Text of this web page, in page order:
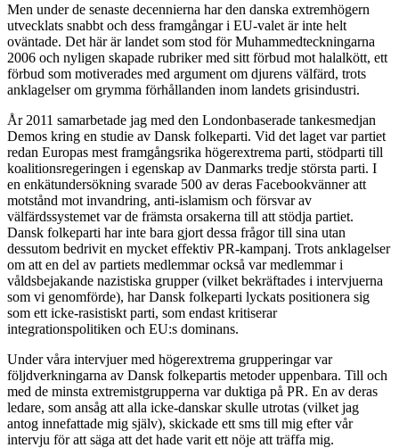
Men under de senaste decennierna har den danska extremhögern
utvecklats snabbt och dess framgångar i EU-valet är inte helt
oväntade. Det här är landet som stod för Muhammedteckningarna
2006 och nyligen skapade rubriker med sitt förbud mot halalkött, ett
förbud som motiverades med argument om djurens välfärd, trots
anklagelser om grymma förhållanden inom landets grisindustri.
År 2011 samarbetade jag med den Londonbaserade tankesmedjan
Demos kring en studie av Dansk folkeparti. Vid det laget var partiet
redan Europas mest framgångsrika högerextrema parti, stödparti till
koalitionsregeringen i egenskap av Danmarks tredje största parti. I
en enkätundersökning svarade 500 av deras Facebookvänner att
motstånd mot invandring, anti-islamism och försvar av
välfärdssystemet var de främsta orsakerna till att stödja partiet.
Dansk folkeparti har inte bara gjort dessa frågor till sina utan
dessutom bedrivit en mycket effektiv PR-kampanj. Trots anklagelser
om att en del av partiets medlemmar också var medlemmar i
våldsbejakande nazistiska grupper (vilket bekräftades i intervjuerna
som vi genomförde), har Dansk folkeparti lyckats positionera sig
som ett icke-rasistiskt parti, som endast kritiserar
integrationspolitiken och EU:s dominans.
Under våra intervjuer med högerextrema grupperingar var
följdverkningarna av Dansk folkepartis metoder uppenbara. Till och
med de minsta extremistgrupperna var duktiga på PR. En av deras
ledare, som ansåg att alla icke-danskar skulle utrotas (vilket jag
antog innefattade mig själv), skickade ett sms till mig efter vår
intervju för att säga att det hade varit ett nöje att träffa mig.